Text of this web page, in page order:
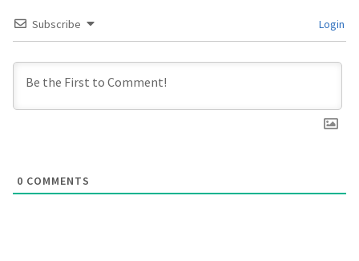
Subscribe Login
0 COMMENTS